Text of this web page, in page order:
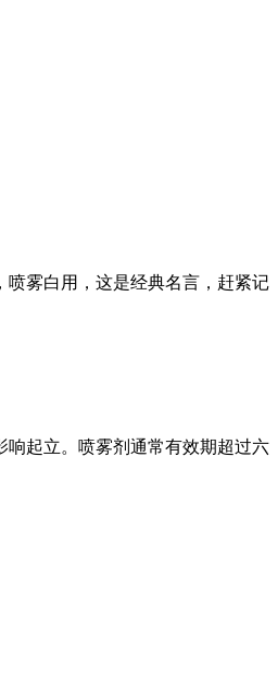
雾白用，这是经典名言，赶紧记
起立。喷雾剂通常有效期超过六